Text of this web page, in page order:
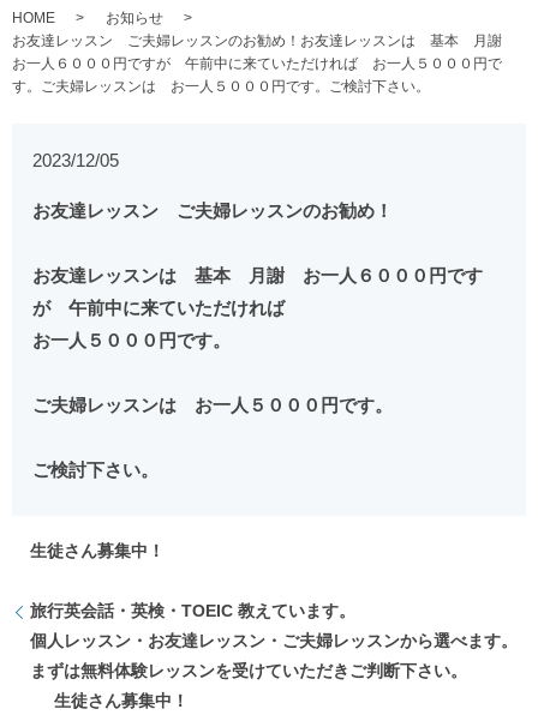
HOME
お知らせ
お友達レッスン ご夫婦レッスンのお勧め！お友達レッスンは 基本 月謝
お一人６０００円ですが 午前中に来ていただければ お一人５０００円で
す。ご夫婦レッスンは お一人５０００円です。ご検討下さい。
2023/12/05
お友達レッスン ご夫婦レッスンのお勧め！
お友達レッスンは 基本 月謝 お一人６０００円です
が 午前中に来ていただければ
お一人５０００円です。
ご夫婦レッスンは お一人５０００円です。
ご検討下さい。
生徒さん募集中！
旅行英会話・英検・TOEIC 教えています。
個人レッスン・お友達レッスン・ご夫婦レッスンから選べます。
まずは無料体験レッスンを受けていただきご判断下さい。
生徒さん募集中！